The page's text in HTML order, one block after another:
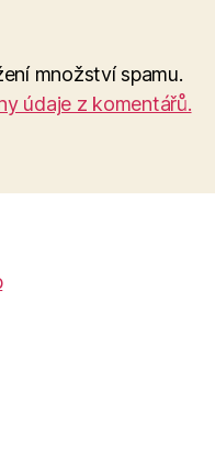
množství spamu.
údaje z komentářů.